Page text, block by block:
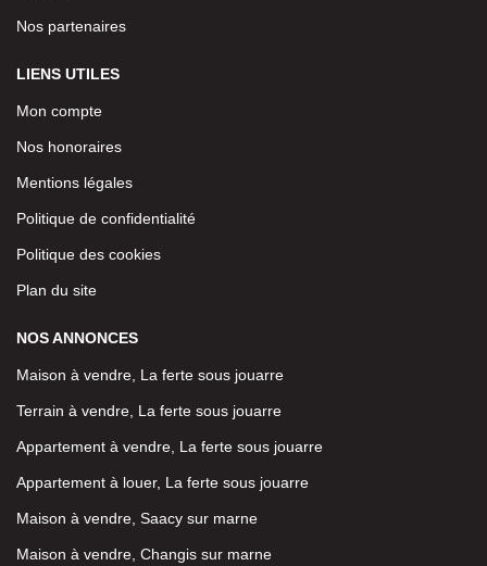
Nos partenaires
LIENS UTILES
Mon compte
Nos honoraires
Mentions légales
Politique de confidentialité
Politique des cookies
Plan du site
NOS ANNONCES
Maison à vendre, La ferte sous jouarre
Terrain à vendre, La ferte sous jouarre
Appartement à vendre, La ferte sous jouarre
Appartement à louer, La ferte sous jouarre
Maison à vendre, Saacy sur marne
Maison à vendre, Changis sur marne